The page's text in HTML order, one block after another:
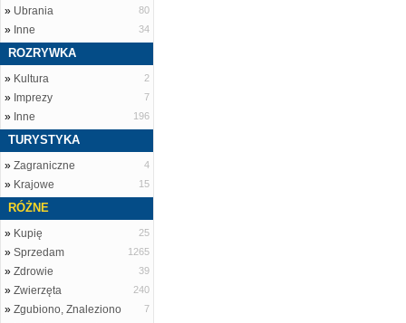
» Ubrania 80
» Inne 34
ROZRYWKA
» Kultura 2
» Imprezy 7
» Inne 196
TURYSTYKA
» Zagraniczne 4
» Krajowe 15
RÓŻNE
» Kupię 25
» Sprzedam 1265
» Zdrowie 39
» Zwierzęta 240
» Zgubiono, Znaleziono 7